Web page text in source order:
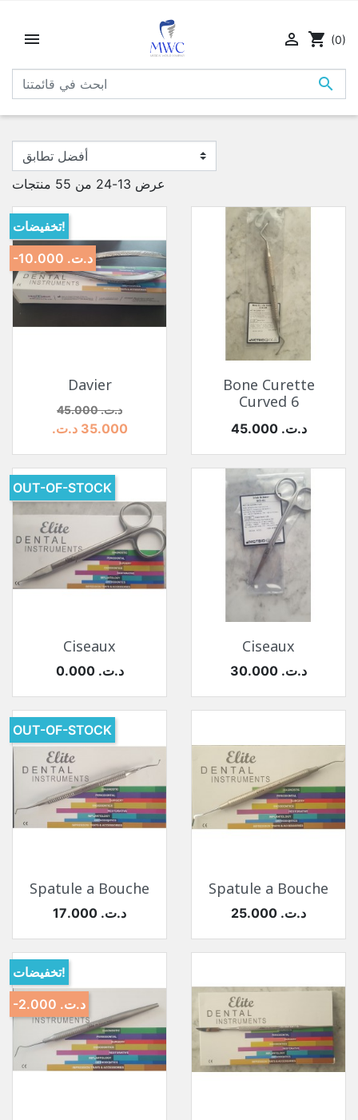


 shopping_cart (0)
عرض 13-24 من 55 منتجات
Davier
السعر الأساسي
45.000 د.ت.‏
السعر
35.000 د.ت.‏
تخفيضات!
-10.000 د.ت.‏
Bone Curette
Curved 6
السعر 45.000 د.ت.‏
Ciseaux
السعر 0.000 د.ت.‏
OUT-OF-STOCK
Ciseaux
السعر 30.000 د.ت.‏
Spatule a Bouche
السعر 17.000 د.ت.‏
OUT-OF-STOCK
Spatule a Bouche
السعر 25.000 د.ت.‏
تخفيضات!
-2.000 د.ت.‏